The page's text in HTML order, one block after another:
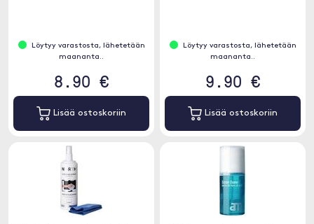
Löytyy varastosta, lähetetään
maananta..
8.90 €
Lisää ostoskoriin
Löytyy varastosta, lähetetään
maananta..
9.90 €
Lisää ostoskoriin